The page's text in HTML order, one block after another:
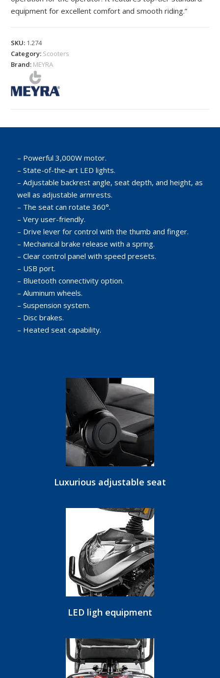
equipment for excellent comfort and smooth riding.”
SKU: 1.274
Category: Scooters
Brand: MEYRA
– Powerful 3,000W motor.
– State-of-the-art LED lights.
– Adjustable backrest angle, seat depth, and height, as
well as adjustable armrests.
– The seat can rotate 360°.
– Very user-friendly.
– Drive lever for control with the thumb and finger.
– Mechanical brake release with a spring.
– Clear control panel with speed presets.
– USB port.
– Bluetooth connectivity option.
– Aluminum wheels.
– Suspension system.
– Disc brakes.
– Heated seat capability.
Luxurious adjustable seat
LED ligh equipment